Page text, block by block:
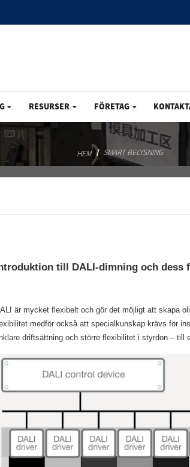
RESURSER FÖRETAG
HEM SMART BELYSNING
till DALI-dimning och dess
är mycket flexibelt och gör det möjligt att skapa
medför också att specialkunskap krävs för
driftsättning och större flexibilitet i styrdon – till